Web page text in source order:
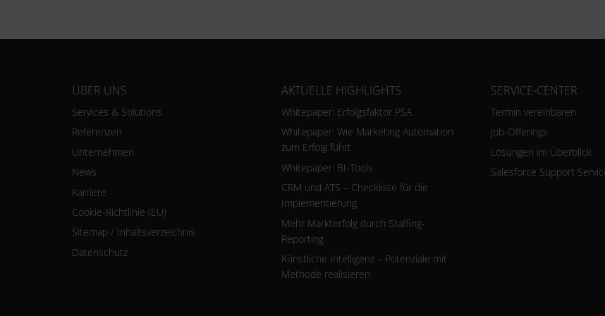
ÜBER UNS
Services & Solutions
Referenzen
Unternehmen
News
Karriere
Cookie-Richtlinie (EU)
Sitemap / Inhaltsverzeichnis
Datenschutz
AKTUELLE HIGHLIGHTS
Whitepaper: Erfolgsfaktor PSA
Whitepaper: Wie Marketing Automation
zum Erfolg führt
Whitepaper: BI-Tools
CRM und ATS – Checkliste für die
Implementierung
Mehr Markterfolg durch Staffing-
Reporting
Künstliche Intelligenz – Potenziale mit
Methode realisieren
SERVICE-CENTER
Termin vereinbaren
Job-Offerings
Lösungen im Überblick
Salesforce Support